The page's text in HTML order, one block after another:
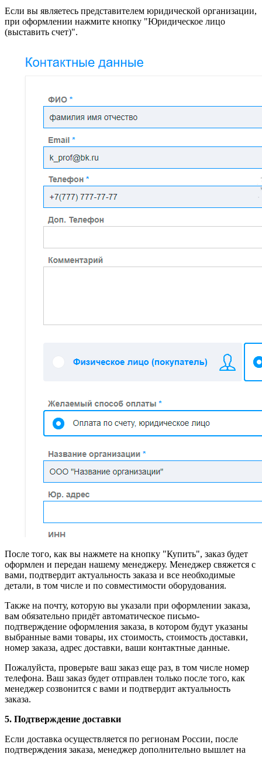
Если вы являетесь представителем юридической организации,
при оформлении нажмите кнопку "Юридическое лицо
(выставить счет)".
После того, как вы нажмете на кнопку "Купить", заказ будет
оформлен и передан нашему менеджеру. Менеджер свяжется с
вами, подтвердит актуальность заказа и все необходимые
детали, в том числе и по совместимости оборудования.
Также на почту, которую вы указали при оформлении заказа,
вам обязательно придёт автоматическое письмо-
подтверждение оформления заказа, в котором будут указаны
выбранные вами товары, их стоимость, стоимость доставки,
номер заказа, адрес доставки, ваши контактные данные.
Пожалуйста, проверьте ваш заказ еще раз, в том числе номер
телефона. Ваш заказ будет отправлен только после того, как
менеджер созвонится с вами и подтвердит актуальность
заказа.
5. Подтверждение доставки
Если доставка осуществляется по регионам России, после
подтверждения заказа, менеджер дополнительно вышлет на